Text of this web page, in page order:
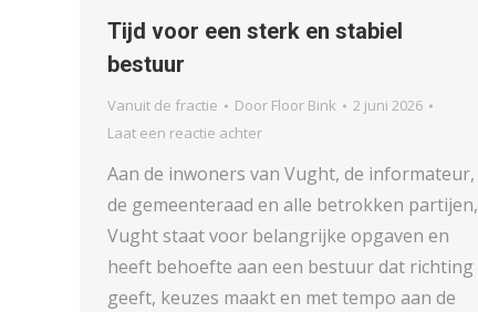
Tijd voor een sterk en stabiel
bestuur
Vanuit de fractie Door Floor Bink
2 juni 2026
Laat een reactie achter
Aan de inwoners van Vught, de informateur,
de gemeenteraad en alle betrokken partijen,
Vught staat voor belangrijke opgaven en
heeft behoefte aan een bestuur dat richting
geeft, keuzes maakt en met tempo aan de